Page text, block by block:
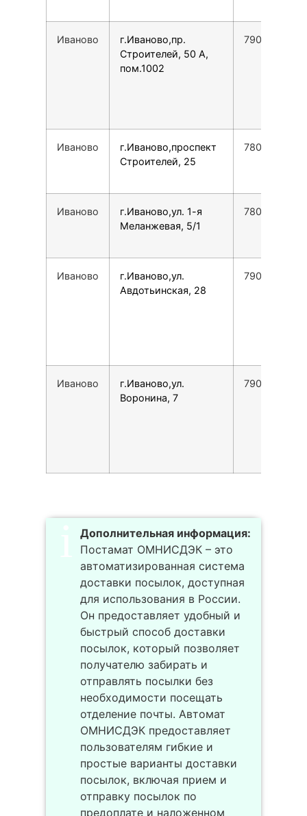
Иваново
г.Иваново,пр.
Строителей, 50 А,
пом.1002
Иваново
г.Иваново,проспект
Строителей, 25
Иваново
г.Иваново,ул. 1-я
Меланжевая, 5/1
Иваново
г.Иваново,ул.
Авдотьинская, 28
Иваново
г.Иваново,ул.
Воронина, 7
Дополнительная информация:
Постамат ОМНИСДЭК – это
автоматизированная система
доставки посылок, доступная
для использования в России.
Он предоставляет удобный и
быстрый способ доставки
посылок, который позволяет
получателю забирать и
отправлять посылки без
необходимости посещать
отделение почты. Автомат
ОМНИСДЭК предоставляет
пользователям гибкие и
простые варианты доставки
посылок, включая прием и
отправку посылок по
предоплате и наложенном